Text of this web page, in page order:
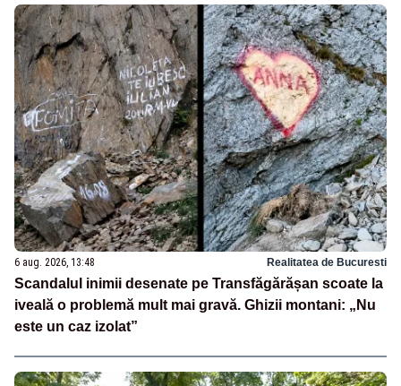
6 aug. 2026, 13:48 Realitatea de Bucuresti
Scandalul inimii desenate pe Transfăgărășan scoate la
iveală o problemă mult mai gravă. Ghizii montani: „Nu
este un caz izolat”